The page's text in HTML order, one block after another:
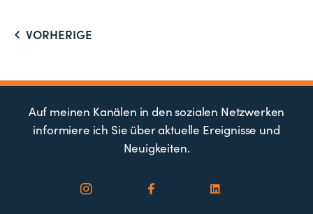
VORHERIGE
Auf meinen Kanälen in den sozialen Netzwerken
informiere ich Sie über aktuelle Ereignisse und
Neuigkeiten.